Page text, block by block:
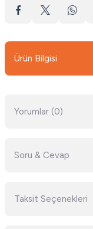
Ürün Bilgisi
Yorumlar (0)
Soru & Cevap
Taksit Seçenekleri